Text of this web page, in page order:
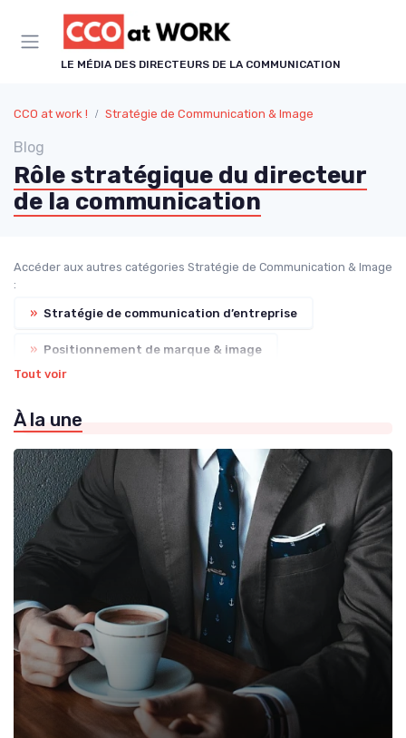
LE MÉDIA DES DIRECTEURS DE LA COMMUNICATION
CCO at work ! Stratégie de Communication & Image
Blog
Rôle stratégique du directeur
de la communication
Accéder aux autres catégories Stratégie de Communication & Image
:
» Stratégie de communication d’entreprise
» Positionnement de marque & image
» Narrative de marque & storytelling
» Pilotage de la performance communication
Tout voir
À la une
Panneau de gestion des cookies